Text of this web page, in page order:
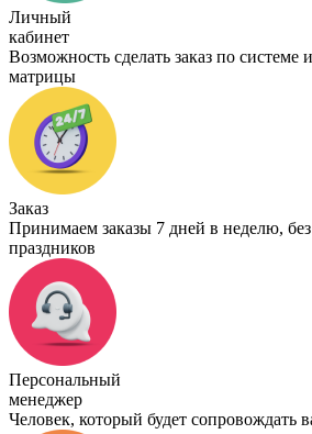
Личный
кабинет
Возможность сделать заказ по системе
матрицы
Заказ
Принимаем заказы 7 дней в неделю,
праздников
Персональный
менеджер
Человек, который будет сопровождать